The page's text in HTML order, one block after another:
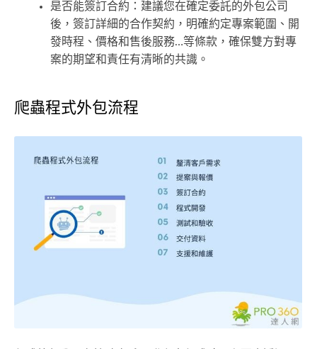
是否能簽訂合約：建議您在確定委託的外包公司
後，簽訂詳細的合作契約，明確約定專案範圍、開
發時程、價格和售後服務…等條款，確保雙方對專
案的期望和責任有清晰的共識。
爬蟲程式外包流程